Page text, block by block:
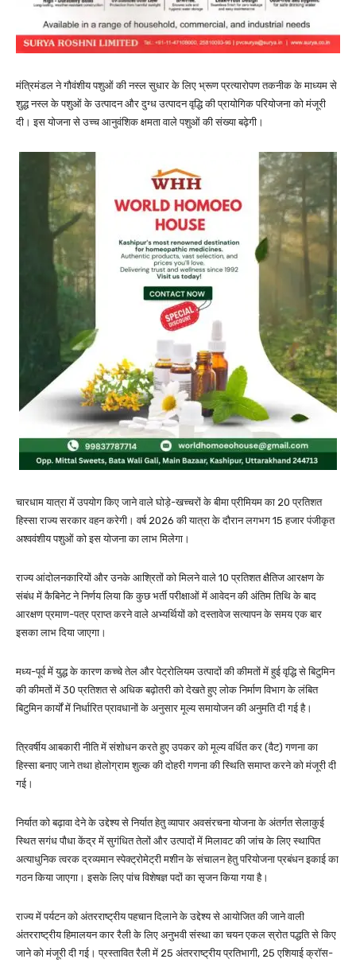
मंत्रिमंडल ने गौवंशीय पशुओं की नस्ल सुधार के लिए भ्रूण प्रत्यारोपण तकनीक के माध्यम से
शुद्ध नस्ल के पशुओं के उत्पादन और दुग्ध उत्पादन वृद्धि की प्रायोगिक परियोजना को मंजूरी
दी। इस योजना से उच्च आनुवंशिक क्षमता वाले पशुओं की संख्या बढ़ेगी।
चारधाम यात्रा में उपयोग किए जाने वाले घोड़े-खच्चरों के बीमा प्रीमियम का 20 प्रतिशत
हिस्सा राज्य सरकार वहन करेगी। वर्ष 2026 की यात्रा के दौरान लगभग 15 हजार पंजीकृत
अश्ववंशीय पशुओं को इस योजना का लाभ मिलेगा।
राज्य आंदोलनकारियों और उनके आश्रितों को मिलने वाले 10 प्रतिशत क्षैतिज आरक्षण के
संबंध में कैबिनेट ने निर्णय लिया कि कुछ भर्ती परीक्षाओं में आवेदन की अंतिम तिथि के बाद
आरक्षण प्रमाण-पत्र प्राप्त करने वाले अभ्यर्थियों को दस्तावेज सत्यापन के समय एक बार
इसका लाभ दिया जाएगा।
मध्य-पूर्व में युद्ध के कारण कच्चे तेल और पेट्रोलियम उत्पादों की कीमतों में हुई वृद्धि से बिटुमिन
की कीमतों में 30 प्रतिशत से अधिक बढ़ोतरी को देखते हुए लोक निर्माण विभाग के लंबित
बिटुमिन कार्यों में निर्धारित प्रावधानों के अनुसार मूल्य समायोजन की अनुमति दी गई है।
त्रिवर्षीय आबकारी नीति में संशोधन करते हुए उपकर को मूल्य वर्धित कर (वैट) गणना का
हिस्सा बनाए जाने तथा होलोग्राम शुल्क की दोहरी गणना की स्थिति समाप्त करने को मंजूरी दी
गई।
निर्यात को बढ़ावा देने के उद्देश्य से निर्यात हेतु व्यापार अवसंरचना योजना के अंतर्गत सेलाकुई
स्थित सगंध पौधा केंद्र में सुगंधित तेलों और उत्पादों में मिलावट की जांच के लिए स्थापित
अत्याधुनिक त्वरक द्रव्यमान स्पेक्ट्रोमेट्री मशीन के संचालन हेतु परियोजना प्रबंधन इकाई का
गठन किया जाएगा। इसके लिए पांच विशेषज्ञ पदों का सृजन किया गया है।
राज्य में पर्यटन को अंतरराष्ट्रीय पहचान दिलाने के उद्देश्य से आयोजित की जाने वाली
अंतरराष्ट्रीय हिमालयन कार रैली के लिए अनुभवी संस्था का चयन एकल स्रोत पद्धति से किए
जाने को मंजूरी दी गई। प्रस्तावित रैली में 25 अंतरराष्ट्रीय प्रतिभागी, 25 एशियाई क्रॉस-